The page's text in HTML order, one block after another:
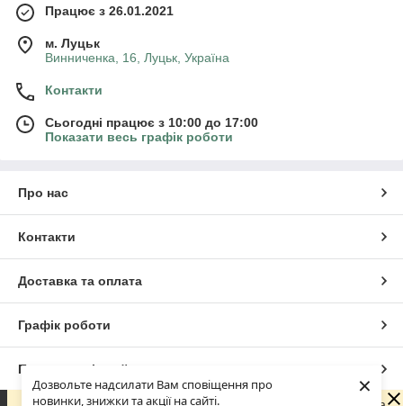
Дозвольте надсилати Вам сповіщення про
новинки, знижки та акції на сайті.
×
Працює з 26.01.2021
м. Луцьк
Винниченка, 16, Луцьк, Україна
Контакти
Сьогодні працює з 10:00 до 17:00
Показати весь графік роботи
Про нас
Контакти
Доставка та оплата
Графік роботи
Повна версія сайту